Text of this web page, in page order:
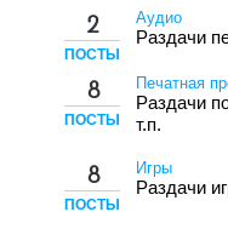
2
ПОСТЫ
Аудио
Раздачи
8
ПОСТЫ
Печатная
Раздачи
т.п.
8
ПОСТЫ
Игры
Раздачи